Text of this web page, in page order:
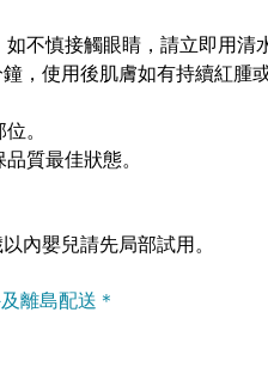
如不慎接觸眼睛，請立即用清
，使用後肌膚如有持續紅腫
。
質最佳狀態。
內嬰兒請先局部試用。
離島配送＊